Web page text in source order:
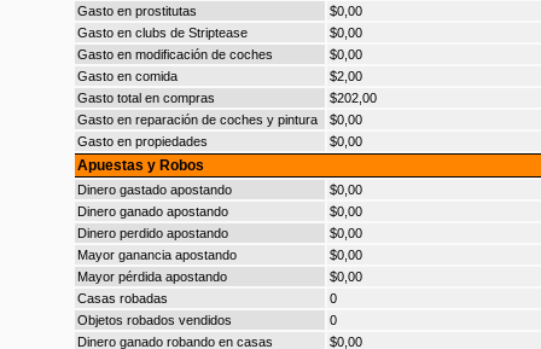
Gasto en prostitutas
$0,00
Gasto en clubs de Striptease
$0,00
Gasto en modificación de coches
$0,00
Gasto en comida
$2,00
Gasto total en compras
$202,00
Gasto en reparación de coches y pintura
$0,00
Gasto en propiedades
$0,00
Apuestas y Robos
Dinero gastado apostando
$0,00
Dinero ganado apostando
$0,00
Dinero perdido apostando
$0,00
Mayor ganancia apostando
$0,00
Mayor pérdida apostando
$0,00
Casas robadas
0
Objetos robados vendidos
0
Dinero ganado robando en casas
$0,00